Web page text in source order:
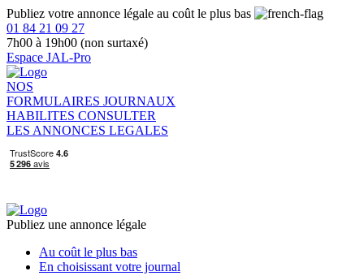
Publiez votre annonce légale au coût le plus bas
01 84 21 09 27
7h00 à 19h00 (non surtaxé)
Espace JAL-Pro
NOS
FORMULAIRES JOURNAUX
HABILITES CONSULTER
LES ANNONCES LEGALES
Publiez une annonce légale
Au coût le plus bas
En choisissant votre journal